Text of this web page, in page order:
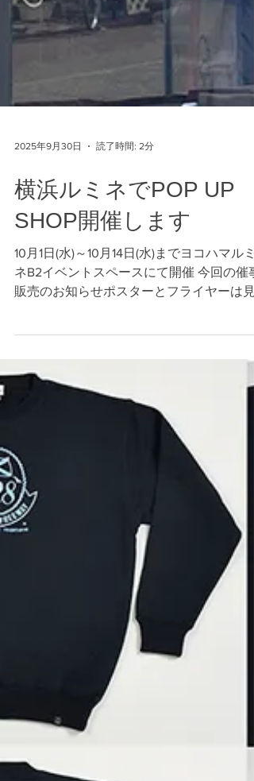
2025年9月30日 読了時間: 2分
横浜ルミネでPOP UP
SHOP開催します
販売のお知らせポスターとフライヤーは見
人が見れば、分かると思いますが、港の見
る丘公園から横浜港を望んだ風景をベース
フリーウェイ５０周年とルミネ横浜開業５